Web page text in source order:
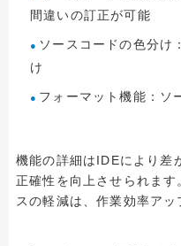
間違いの訂正が可能
ソースコードの色分け
け
フォーマット機能：ソ
機能の詳細はIDEにより差
正確性を向上させられます
スの軽減は、作業効率アッ